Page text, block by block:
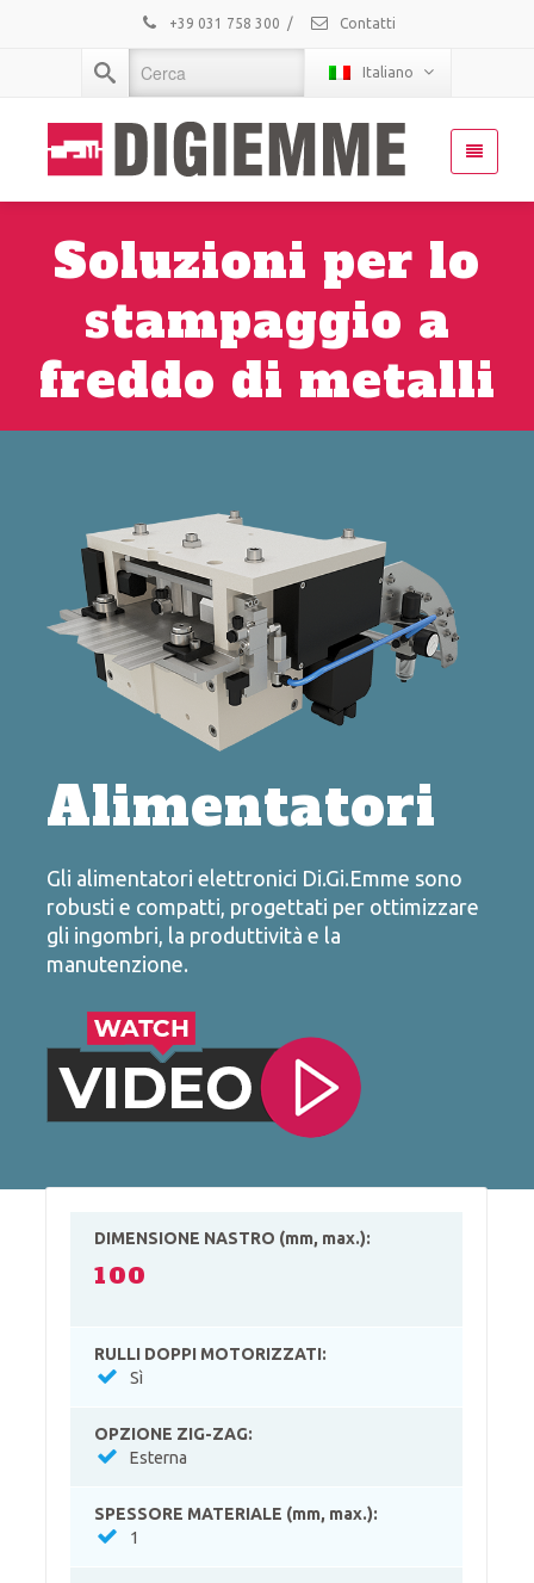
+39 031 758 300 / Contatti
Italiano
Soluzioni per lo
stampaggio a
freddo di metalli
Alimentatori
Gli alimentatori elettronici Di.Gi.Emme sono
robusti e compatti, progettati per ottimizzare
gli ingombri, la produttività e la
manutenzione.
DIMENSIONE NASTRO (mm, max.):
100
RULLI DOPPI MOTORIZZATI:
Sì
OPZIONE ZIG-ZAG:
Esterna
SPESSORE MATERIALE (mm, max.):
1